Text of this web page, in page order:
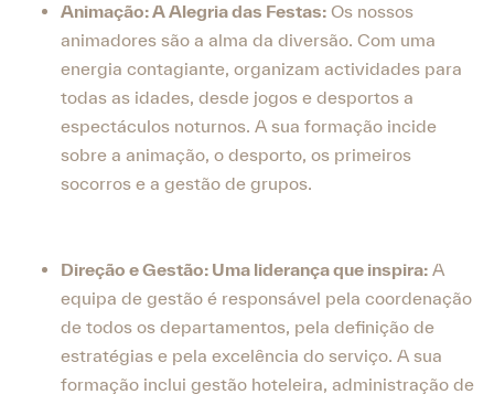
Animação: A Alegria das Festas: Os nossos
animadores são a alma da diversão. Com uma
energia contagiante, organizam actividades para
todas as idades, desde jogos e desportos a
espectáculos noturnos. A sua formação incide
sobre a animação, o desporto, os primeiros
socorros e a gestão de grupos.
Direção e Gestão: Uma liderança que inspira: A
equipa de gestão é responsável pela coordenação
de todos os departamentos, pela definição de
estratégias e pela excelência do serviço. A sua
formação inclui gestão hoteleira, administração de